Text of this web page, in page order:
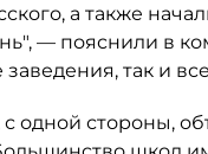
а также
— пояснили в
так и
одной стороны,